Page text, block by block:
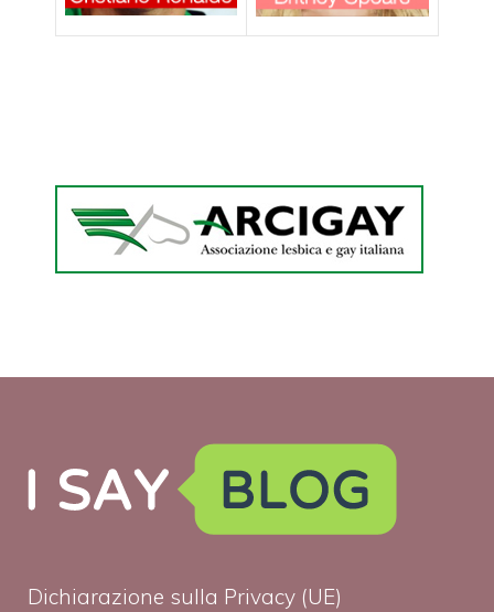
Dichiarazione sulla Privacy (UE)